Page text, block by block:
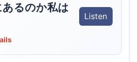
るのか私は
Listen